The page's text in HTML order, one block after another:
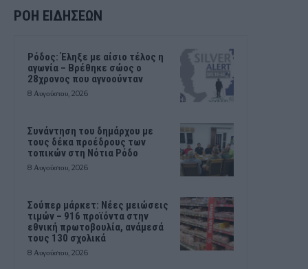
ΡΟΗ ΕΙΔΗΣΕΩΝ
Ρόδος: Έληξε με αίσιο τέλος η
αγωνία – Βρέθηκε σώος ο
28χρονος που αγνοούνταν
8 Αυγούστου, 2026
Συνάντηση του δημάρχου με
τους δέκα προέδρους των
τοπικών στη Νότια Ρόδο
8 Αυγούστου, 2026
Σούπερ μάρκετ: Νέες μειώσεις
τιμών – 916 προϊόντα στην
εθνική πρωτοβουλία, ανάμεσά
τους 130 σχολικά
8 Αυγούστου, 2026